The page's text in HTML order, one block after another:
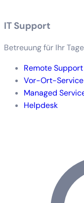
IT Support
Betreuung für Ihr
Remote Support
Vor-Ort-Service
Managed
Helpdesk